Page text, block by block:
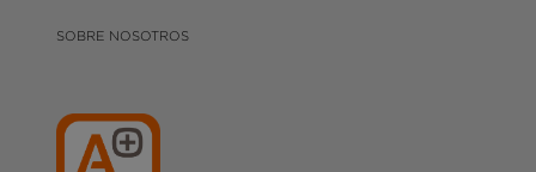
SOBRE NOSOTROS